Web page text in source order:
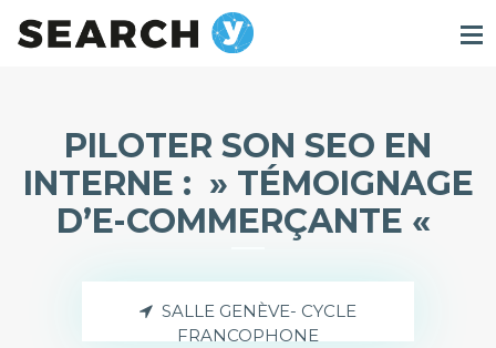
PILOTER SON SEO EN
INTERNE : » TÉMOIGNAGE
D’E-COMMERÇANTE «
SALLE GENÈVE- CYCLE
FRANCOPHONE